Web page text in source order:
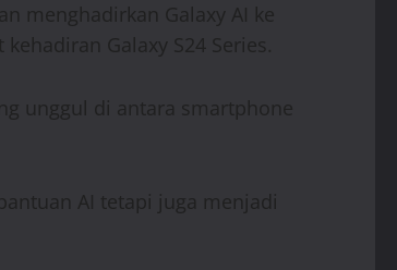
menghadirkan Galaxy AI ke
Galaxy S24 Series.
unggul di antara smartphone
AI tetapi juga menjadi